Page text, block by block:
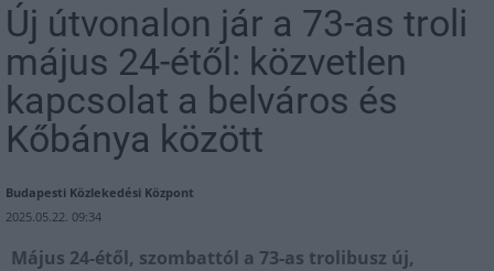
Új útvonalon jár a 73-as troli
május 24-étől: közvetlen
kapcsolat a belváros és
Kőbánya között
Budapesti Közlekedési Központ
2025.05.22. 09:34
Május 24-étől, szombattól a 73-as trolibusz új,